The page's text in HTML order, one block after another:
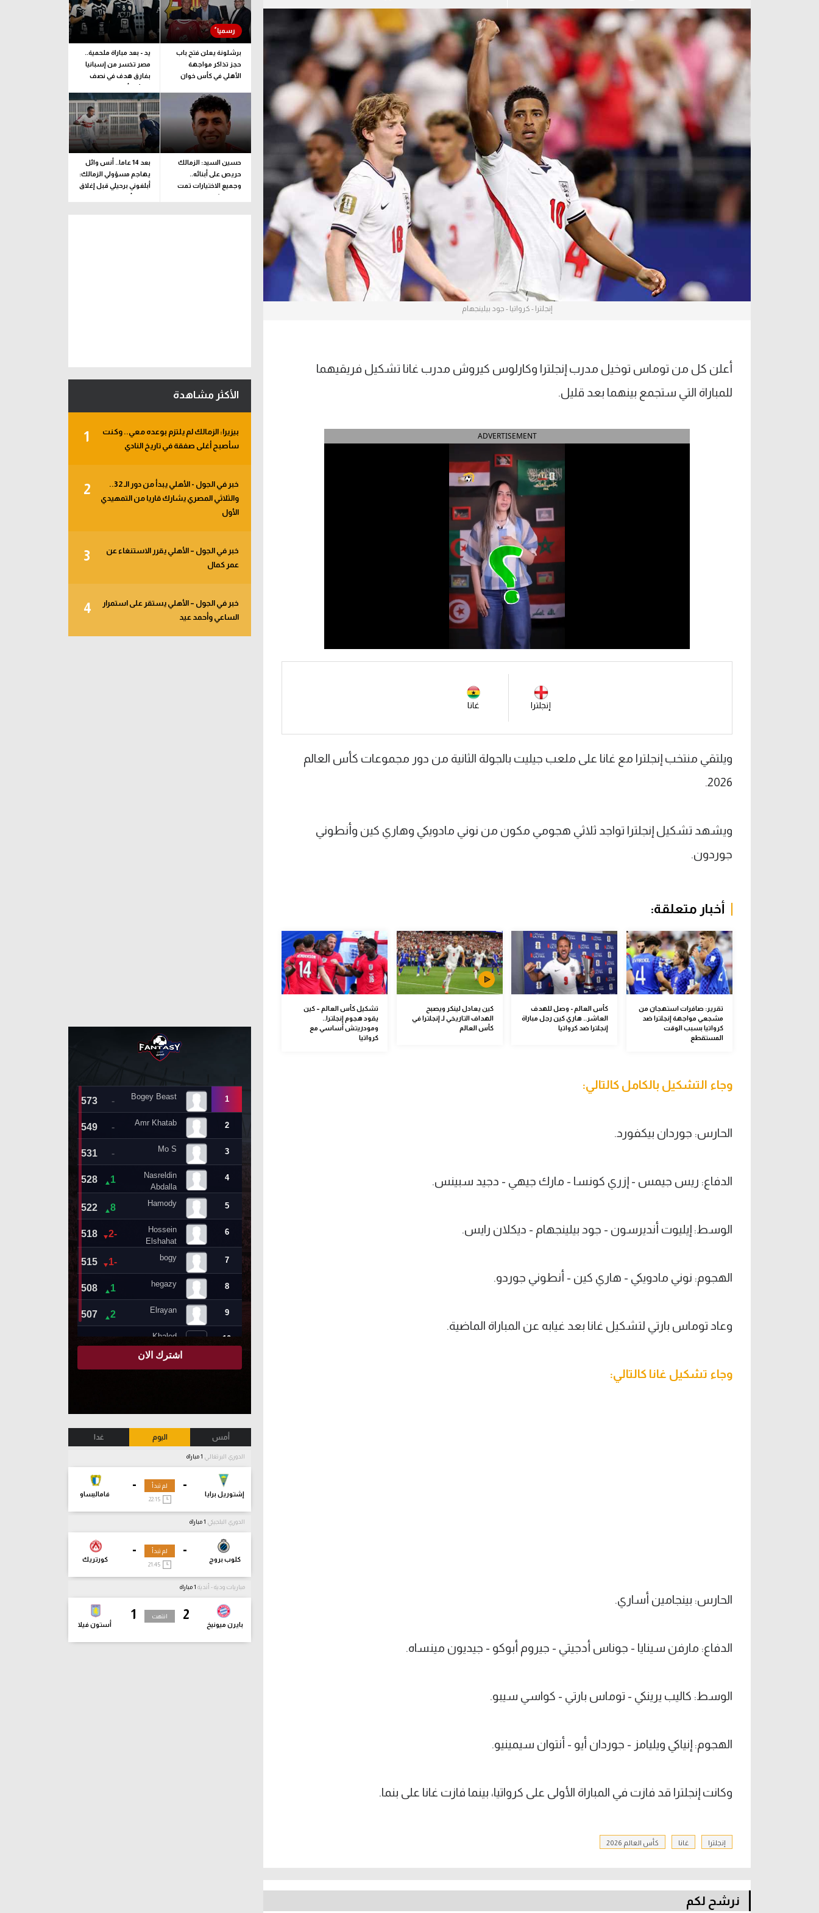
آراء حرة
ركن الألعاب
الدوري السعودي للمحترفين
دوري أبطال أوروبا
دوري أبطال إفريقيا
كل البطولات
دوري أبطال أوروبا
القسم الثاني
رياضات أخرى
آسيا
أمريكا
ركن الألعاب
إنجلترا - كرواتيا - جود بيلينجهام
أعلن كل من توماس توخيل مدرب إنجلترا وكارلوس كيروش مدرب غانا تشكيل فريقيهما
للمباراة التي ستجمع بينهما بعد قليل.
ADVERTISEMENT
إنجلترا غانا
ويلتقي منتخب إنجلترا مع غانا على ملعب جيليت بالجولة الثانية من دور مجموعات كأس العالم
2026.
ويشهد تشكيل إنجلترا تواجد ثلاثي هجومي مكون من نوني مادويكي وهاري كين وأنطوني
جوردون.
أخبار متعلقة:
تقرير: صافرات استهجان من
مشجعي مواجهة إنجلترا ضد
كرواتيا بسبب الوقت
المستقطع
كأس العالم - وصل للهدف
العاشر.. هاري كين رجل مباراة
إنجلترا ضد كرواتيا
كين يعادل لينكر ويصبح
الهداف التاريخي لـ إنجلترا في
كأس العالم
تشكيل كأس العالم – كين
يقود هجوم إنجلترا..
ومودريتش أساسي مع
كرواتيا
وجاء التشكيل بالكامل كالتالي:
الحارس: جوردان بيكفورد.
الدفاع: ريس جيمس - إزري كونسا - مارك جيهي - دجيد سبينس.
الوسط: إيليوت أنديرسون - جود بيلينجهام - ديكلان رايس.
الهجوم: نوني مادويكي - هاري كين - أنطوني جوردو.
وعاد توماس بارتي لتشكيل غانا بعد غيابه عن المباراة الماضية.
وجاء تشكيل غانا كالتالي:
الحارس: بينجامين أساري.
الدفاع: مارفن سينايا - جوناس أدجيتي - جيروم أبوكو - جيديون مينساه.
الوسط: كاليب يرينكي - توماس بارتي - كواسي سيبو.
الهجوم: إنياكي ويليامز - جوردان أيو - أنتوان سيمينيو.
وكانت إنجلترا قد فازت في المباراة الأولى على كرواتيا، بينما فازت غانا على بنما.
إنجلترا غانا كأس العالم 2026
نرشح لكم
برشلونة يعلن فتح باب
حجز تذاكر مواجهة
الأهلي في كأس خوان
يد - بعد مباراة ملحمية..
مصر تخسر من إسبانيا
بفارق هدف في نصف
نهائي كأس العالم
للناشئات
حسين السيد: الزمالك
حريص على أبنائه..
وجميع الاختيارات تمت
وفقا لرؤية فنية بحتة
بعد 14 عاما.. أنس وائل
يهاجم مسؤولي الزمالك:
أبلغوني برحيلي قبل إغلاق
القيد بأيام
الأكثر مشاهدة
1
بيزيرا: الزمالك لم يلتزم بوعده معي.. وكنت
سأصبح أغلى صفقة في تاريخ النادي
2
خبر في الجول - الأهلي يبدأ من دور الـ 32..
والثلاثي المصري يشارك قاريا من التمهيدي
الأول
3
خبر في الجول – الأهلي يقرر الاستنغاء عن
عمر كمال
4
خبر في الجول – الأهلي يستقر على استمرار
الساعي وأحمد عيد
أمس اليوم غدا
الدوري البرتغالي
-
إشتوريل برايا
-
فاماليساو
لم تبدأ
22:15
الدوري البلجيكي
-
كلوب بروج
-
كورتريك
لم تبدأ
مباريات ودية - أندية
2
بايرن ميونيخ
1
أستون فيلا
انتهت